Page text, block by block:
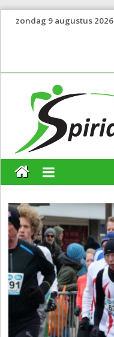
zondag 9 augustus 2026